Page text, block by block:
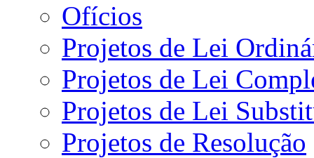
Ofícios
Projetos de Lei
Projetos de Lei
Projetos de Lei
Projetos de Resolução